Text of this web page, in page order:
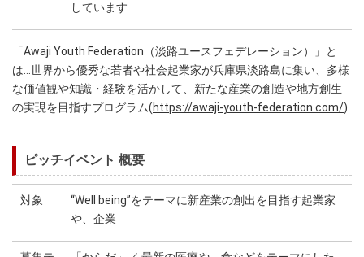
しています
「Awaji Youth Federation（淡路ユースフェデレーション）」と
は…世界から優秀な若者や社会起業家が兵庫県淡路島に集い、多様
な価値観や知識・経験を活かして、新たな産業の創造や地方創生
の実現を目指すプログラム(https://awaji-youth-federation.com/)
ピッチイベント 概要
対象
“Well being”をテーマに新産業の創出を目指す起業家
や、企業